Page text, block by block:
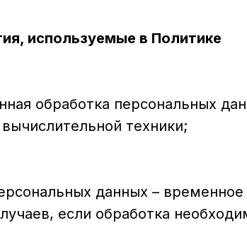
используемые в Политике
обработка персональных
техники;
данных –
если обработка